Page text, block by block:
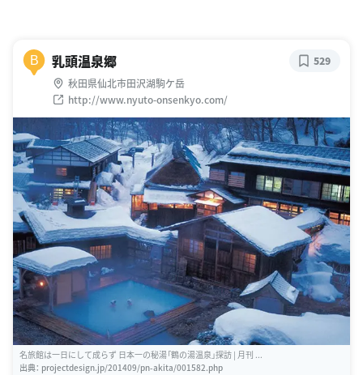
B 乳頭温泉郷
秋田県仙北市田沢湖駒ケ岳
http://www.nyuto-onsenkyo.com/
529
名旅館は一日にして成らず 日本一の秘湯「鶴の湯温泉」探訪 | 月刊 ...
出典： projectdesign.jp/201409/pn-akita/001582.php